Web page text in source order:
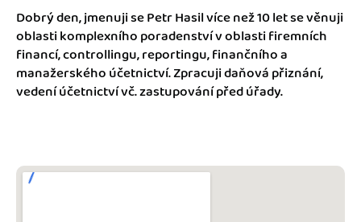
Spolupráce s účetní
Výkazy pro úřady
Propojení na další systémy
Katalog doplňků
Jak začít s iDokladem
Jak začít podnikat
Šablony faktur
Šablona pro plátce DPH
Šablona pro neplátce DPH
Registrovat ZDARMA
Dobrý den, jmenuji se Petr Hasil více než 10 let se věnuji
oblasti komplexního poradenství v oblasti firemních
financí, controllingu, reportingu, finančního a
manažerského účetnictví. Zpracuji daňová přiznání,
vedení účetnictví vč. zastupování před úřady.